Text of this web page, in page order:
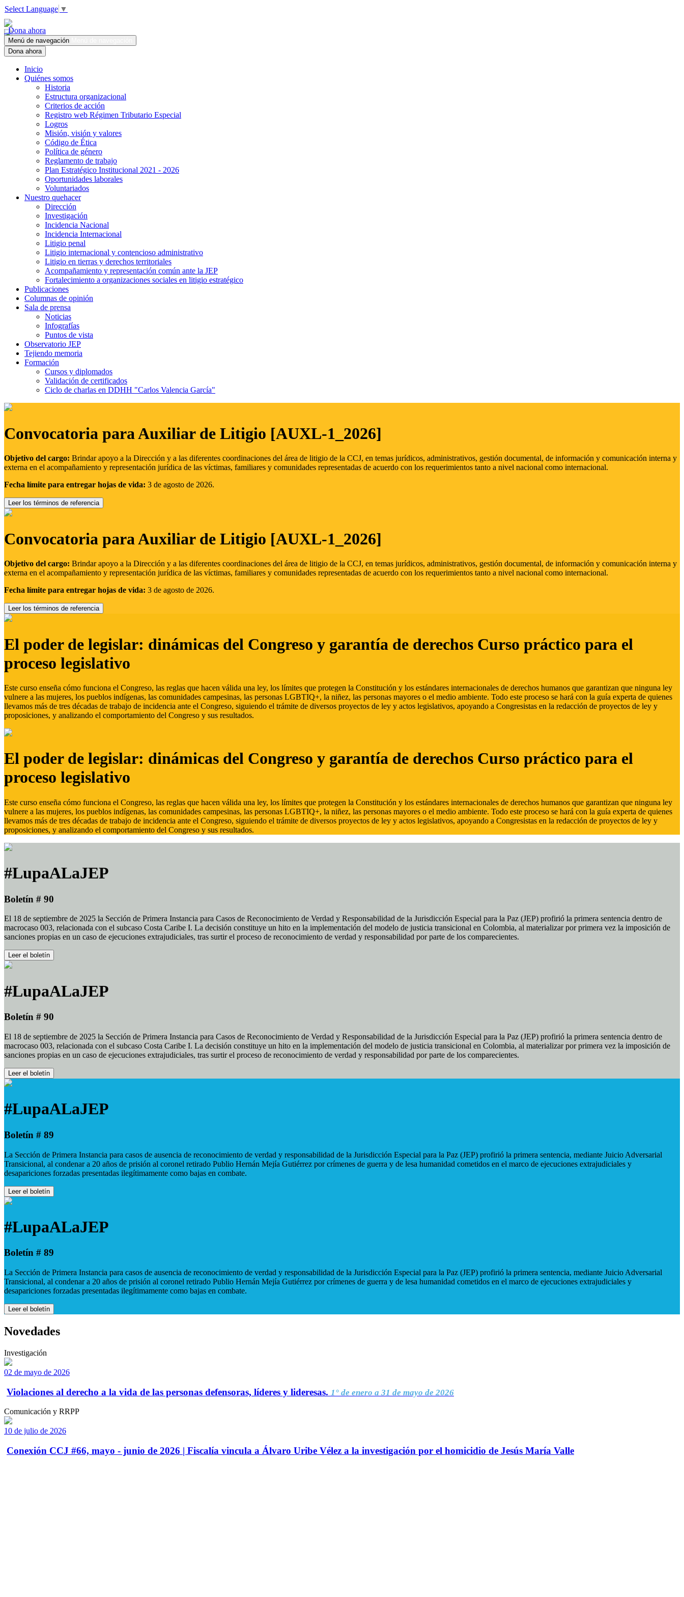
Select Language ▼
Dona ahora
Menú de navegación
Dona ahora
Inicio
Quiénes somos
Historia
Estructura organizacional
Criterios de acción
Registro web Régimen Tributario Especial
Logros
Misión, visión y valores
Código de Ética
Política de género
Reglamento de trabajo
Plan Estratégico Institucional 2021 - 2026
Oportunidades laborales
Voluntariados
Nuestro quehacer
Dirección
Investigación
Incidencia Nacional
Incidencia Internacional
Litigio penal
Litigio internacional y contencioso administrativo
Litigio en tierras y derechos territoriales
Acompañamiento y representación común ante la JEP
Fortalecimiento a organizaciones sociales en litigio estratégico
Publicaciones
Columnas de opinión
Sala de prensa
Noticias
Infografías
Puntos de vista
Observatorio JEP
Tejiendo memoria
Formación
Cursos y diplomados
Validación de certificados
Ciclo de charlas en DDHH "Carlos Valencia García"
Convocatoria para Auxiliar de Litigio [AUXL-1_2026]
Objetivo del cargo: Brindar apoyo a la Dirección y a las diferentes coordinaciones del área de litigio de la CCJ, en temas jurídicos, administrativos, gestión documental, de información y comunicación interna y
externa en el acompañamiento y representación jurídica de las víctimas, familiares y comunidades representadas de acuerdo con los requerimientos tanto a nivel nacional como internacional.
Fecha límite para entregar hojas de vida: 3 de agosto de 2026.
Leer los términos de referencia
Convocatoria para Auxiliar de Litigio [AUXL-1_2026]
Objetivo del cargo: Brindar apoyo a la Dirección y a las diferentes coordinaciones del área de litigio de la CCJ, en temas jurídicos, administrativos, gestión documental, de información y comunicación interna y
externa en el acompañamiento y representación jurídica de las víctimas, familiares y comunidades representadas de acuerdo con los requerimientos tanto a nivel nacional como internacional.
Fecha límite para entregar hojas de vida: 3 de agosto de 2026.
Leer los términos de referencia
El poder de legislar: dinámicas del Congreso y garantía de derechos Curso práctico para el
proceso legislativo
Este curso enseña cómo funciona el Congreso, las reglas que hacen válida una ley, los límites que protegen la Constitución y los estándares internacionales de derechos humanos que garantizan que ninguna ley
vulnere a las mujeres, los pueblos indígenas, las comunidades campesinas, las personas LGBTIQ+, la niñez, las personas mayores o el medio ambiente. Todo este proceso se hará con la guía experta de quienes
llevamos más de tres décadas de trabajo de incidencia ante el Congreso, siguiendo el trámite de diversos proyectos de ley y actos legislativos, apoyando a Congresistas en la redacción de proyectos de ley y
proposiciones, y analizando el comportamiento del Congreso y sus resultados.
El poder de legislar: dinámicas del Congreso y garantía de derechos Curso práctico para el
proceso legislativo
Este curso enseña cómo funciona el Congreso, las reglas que hacen válida una ley, los límites que protegen la Constitución y los estándares internacionales de derechos humanos que garantizan que ninguna ley
vulnere a las mujeres, los pueblos indígenas, las comunidades campesinas, las personas LGBTIQ+, la niñez, las personas mayores o el medio ambiente. Todo este proceso se hará con la guía experta de quienes
llevamos más de tres décadas de trabajo de incidencia ante el Congreso, siguiendo el trámite de diversos proyectos de ley y actos legislativos, apoyando a Congresistas en la redacción de proyectos de ley y
proposiciones, y analizando el comportamiento del Congreso y sus resultados.
#LupaALaJEP
Boletín # 90
El 18 de septiembre de 2025 la Sección de Primera Instancia para Casos de Reconocimiento de Verdad y Responsabilidad de la Jurisdicción Especial para la Paz (JEP) profirió la primera sentencia dentro de
macrocaso 003, relacionada con el subcaso Costa Caribe I. La decisión constituye un hito en la implementación del modelo de justicia transicional en Colombia, al materializar por primera vez la imposición de
sanciones propias en un caso de ejecuciones extrajudiciales, tras surtir el proceso de reconocimiento de verdad y responsabilidad por parte de los comparecientes.
Leer el boletín
#LupaALaJEP
Boletín # 90
El 18 de septiembre de 2025 la Sección de Primera Instancia para Casos de Reconocimiento de Verdad y Responsabilidad de la Jurisdicción Especial para la Paz (JEP) profirió la primera sentencia dentro de
macrocaso 003, relacionada con el subcaso Costa Caribe I. La decisión constituye un hito en la implementación del modelo de justicia transicional en Colombia, al materializar por primera vez la imposición de
sanciones propias en un caso de ejecuciones extrajudiciales, tras surtir el proceso de reconocimiento de verdad y responsabilidad por parte de los comparecientes.
Leer el boletín
#LupaALaJEP
Boletín # 89
La Sección de Primera Instancia para casos de ausencia de reconocimiento de verdad y responsabilidad de la Jurisdicción Especial para la Paz (JEP) profirió la primera sentencia, mediante Juicio Adversarial
Transicional, al condenar a 20 años de prisión al coronel retirado Publio Hernán Mejía Gutiérrez por crímenes de guerra y de lesa humanidad cometidos en el marco de ejecuciones extrajudiciales y
desapariciones forzadas presentadas ilegítimamente como bajas en combate.
Leer el boletín
#LupaALaJEP
Boletín # 89
La Sección de Primera Instancia para casos de ausencia de reconocimiento de verdad y responsabilidad de la Jurisdicción Especial para la Paz (JEP) profirió la primera sentencia, mediante Juicio Adversarial
Transicional, al condenar a 20 años de prisión al coronel retirado Publio Hernán Mejía Gutiérrez por crímenes de guerra y de lesa humanidad cometidos en el marco de ejecuciones extrajudiciales y
desapariciones forzadas presentadas ilegítimamente como bajas en combate.
Leer el boletín
Novedades
Investigación
02 de mayo de 2026
Violaciones al derecho a la vida de las personas defensoras, líderes y lideresas. 1° de enero a 31 de mayo de 2026
Comunicación y RRPP
10 de julio de 2026
Conexión CCJ #66, mayo - junio de 2026 | Fiscalía vincula a Álvaro Uribe Vélez a la investigación por el homicidio de Jesús María Valle